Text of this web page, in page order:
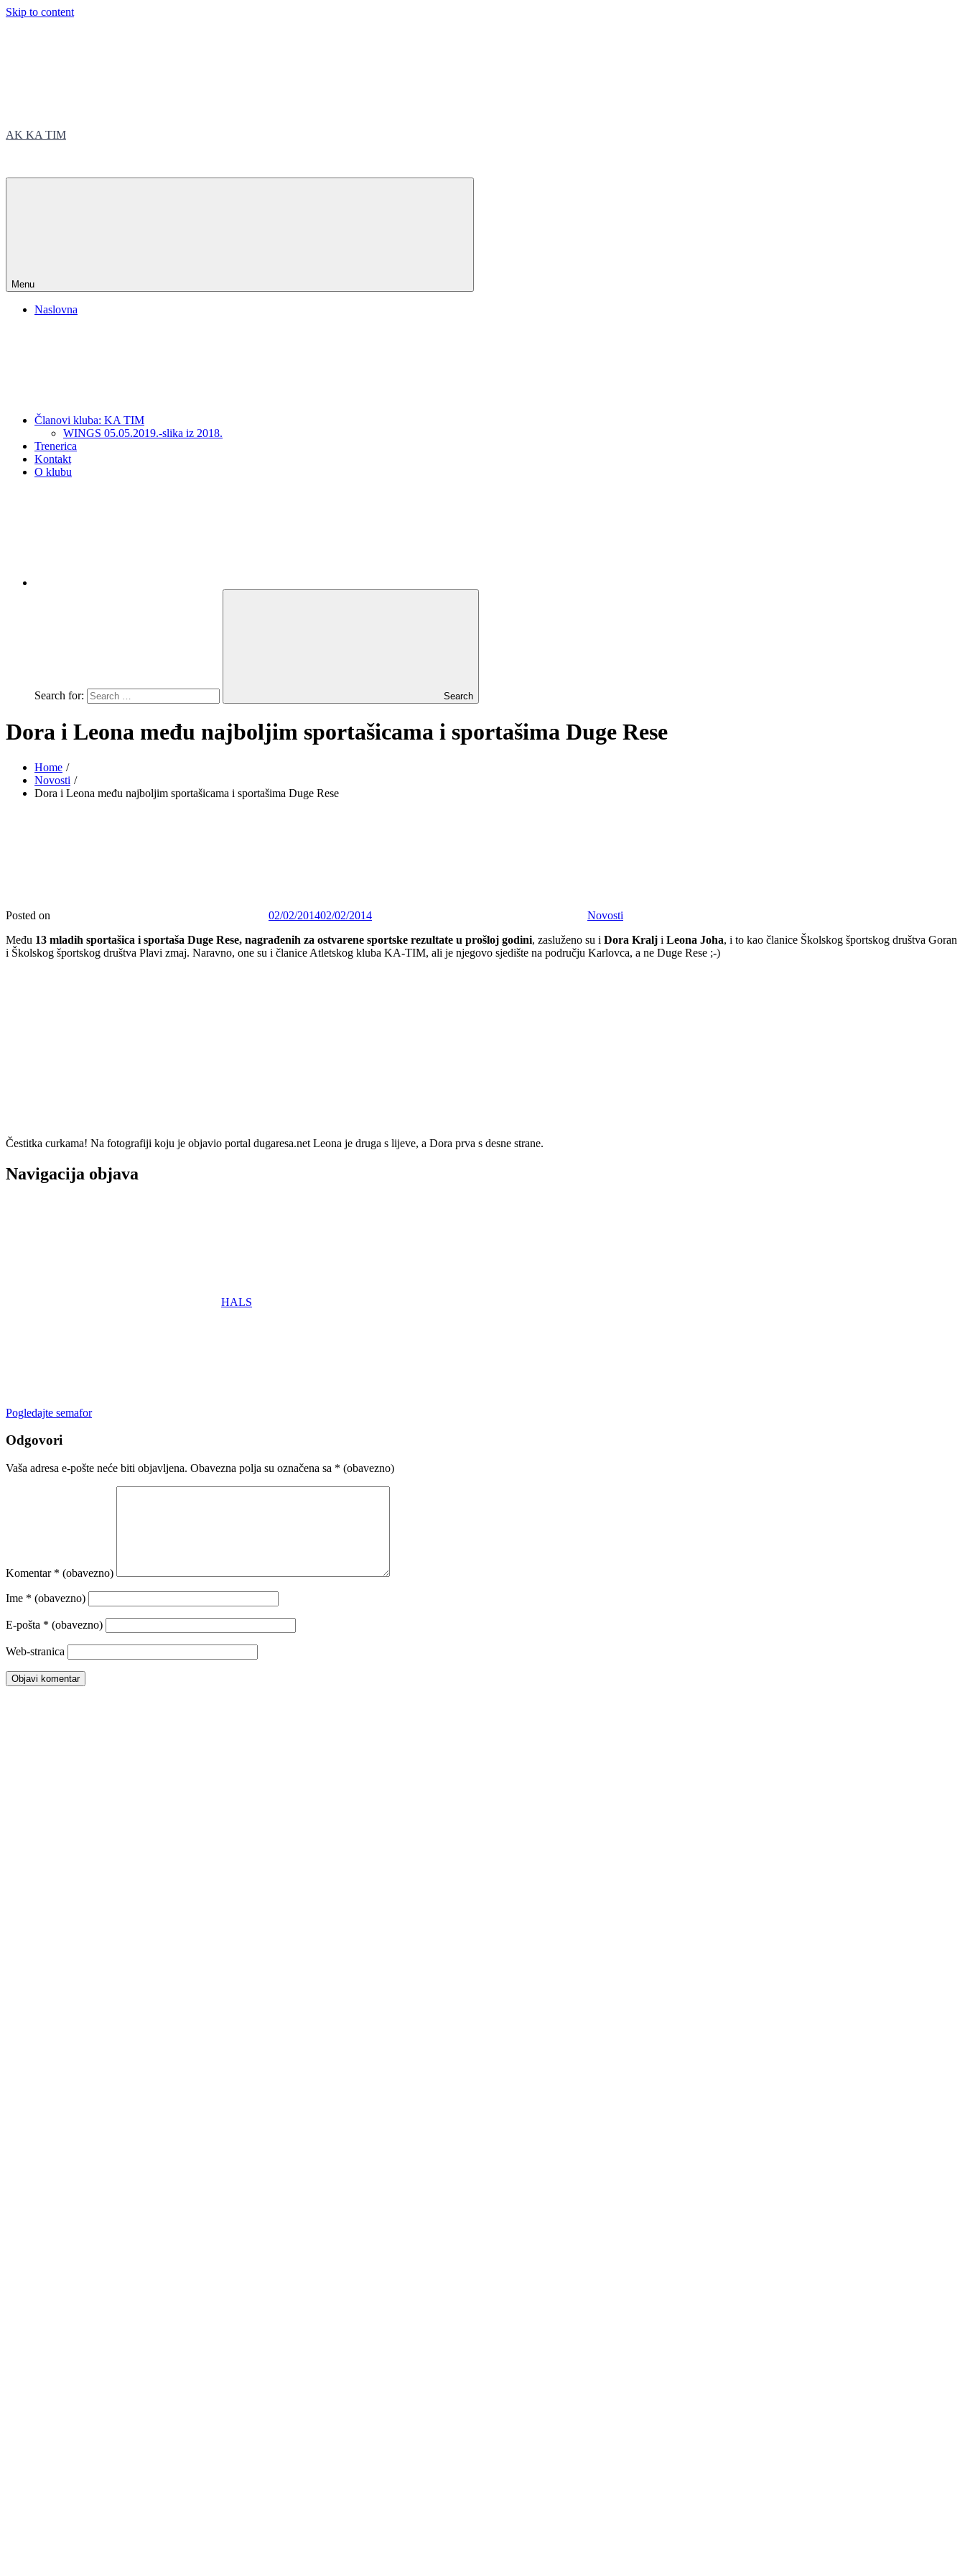
Skip to content
AK KA TIM
Menu
Naslovna
Članovi kluba: KA TIM
WINGS 05.05.2019.-slika iz 2018.
Trenerica
Kontakt
O klubu
Search for: Search
Dora i Leona među najboljim sportašicama i sportašima Duge Rese
Home
Novosti
Dora i Leona među najboljim sportašicama i sportašima Duge Rese
Posted on 02/02/201402/02/2014
Novosti
Među 13 mladih sportašica i sportaša Duge Rese, nagrađenih za ostvarene sportske rezultate u prošloj godini, zasluženo su i Dora Kralj i Leona Joha, i to kao članice Školskog športskog društva Goran
i Školskog športskog društva Plavi zmaj. Naravno, one su i članice Atletskog kluba KA-TIM, ali je njegovo sjedište na području Karlovca, a ne Duge Rese ;-)
Čestitka curkama! Na fotografiji koju je objavio portal dugaresa.net Leona je druga s lijeve, a Dora prva s desne strane.
Navigacija objava
HALS
Pogledajte semafor
Odgovori
Vaša adresa e-pošte neće biti objavljena. Obavezna polja su označena sa * (obavezno)
Komentar * (obavezno)
Ime * (obavezno)
E-pošta * (obavezno)
Web-stranica